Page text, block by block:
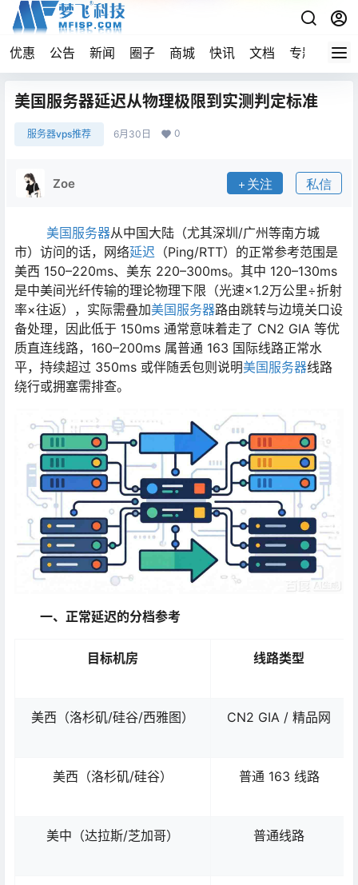
优惠 公告 新闻 圈子 商城 快讯 文档 专题 导航
美国服务器延迟从物理极限到实测判定标准
服务器vps推荐 6月30日 0
Zoe 关注 私信
美国服务器从中国大陆（尤其深圳/广州等南方城
市）访问的话，网络延迟 （Ping/RTT）的正常参考范围是
美西 150–220ms、美东 220–300ms。其中 120–130ms
是中美间光纤传输的理论物理下限（光速×1.2万公里÷折射
率×往返），实际需叠加美国服务器路由跳转与边境关口设
备处理，因此低于 150ms 通常意味着走了 CN2 GIA 等优
质直连线路，160–200ms 属普通 163 国际线路正常水
平，持续超过 350ms 或伴随丢包则说明美国服务器线路
绕行或拥塞需排查。
一、正常延迟的分档参考
目标机房 线路类型
美西（洛杉矶/硅谷/西雅图） CN2 GIA / 精品网
美西（洛杉矶/硅谷） 普通 163 线路
美中（达拉斯/芝加哥） 普通线路